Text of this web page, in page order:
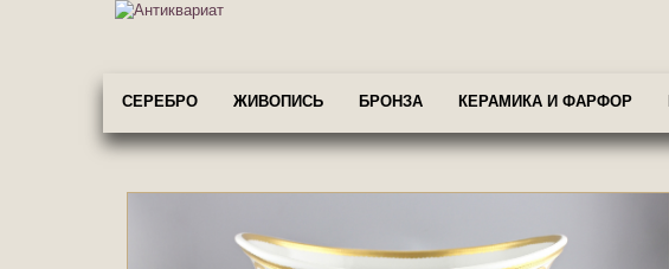
СЕРЕБРО ЖИВОПИСЬ БРОНЗА КЕРАМИКА И ФАРФОР